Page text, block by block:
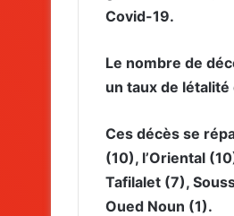
Covid-19.
Le nombre de
un taux de létalité
Ces décès se
(10), l’Oriental
Tafilalet (7),
Oued Noun (1).